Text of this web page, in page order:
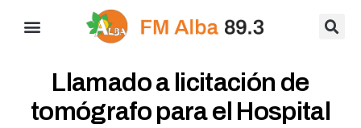
Llamado a licitación de
tomógrafo para el Hospital